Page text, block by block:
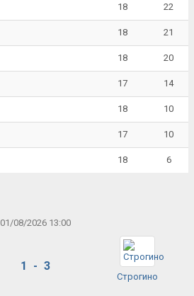
18 22
18 21
18 20
17 14
18 10
17 10
18 6
01/08/2026 13:00
1 - 3
Строгино